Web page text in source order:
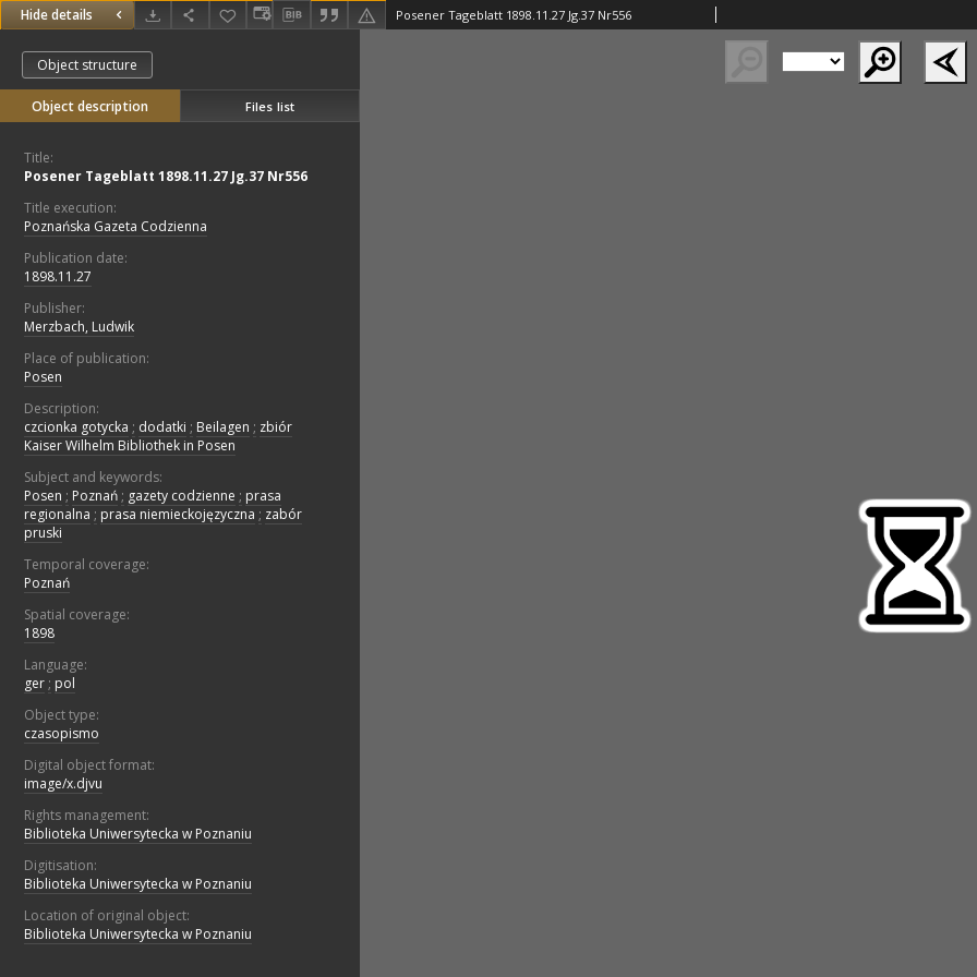
Hide details Posener Tageblatt 1898.11.27 Jg.37 Nr556
Object structure
Object description Files list
Title:
Posener Tageblatt 1898.11.27 Jg.37 Nr556
Title execution:
Poznańska Gazeta Codzienna
Publication date:
1898.11.27
Publisher:
Merzbach, Ludwik
Place of publication:
Posen
Description:
czcionka gotycka ; dodatki ; Beilagen ; zbiór
Kaiser Wilhelm Bibliothek in Posen
Subject and keywords:
Posen ; Poznań ; gazety codzienne ; prasa
regionalna ; prasa niemieckojęzyczna ; zabór
pruski
Temporal coverage:
Poznań
Spatial coverage:
1898
Language:
ger ; pol
Object type:
czasopismo
Digital object format:
image/x.djvu
Rights management:
Biblioteka Uniwersytecka w Poznaniu
Digitisation:
Biblioteka Uniwersytecka w Poznaniu
Location of original object:
Biblioteka Uniwersytecka w Poznaniu